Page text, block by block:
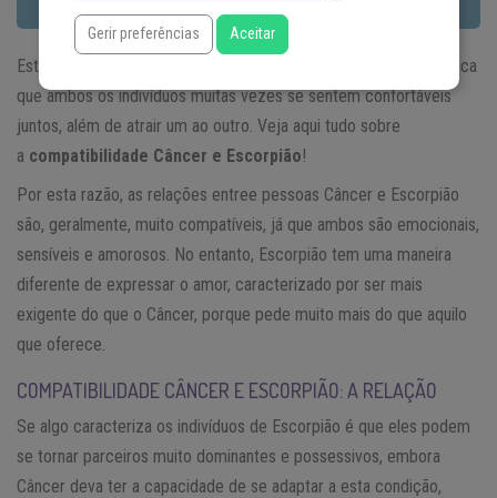
Estes signos nascem sob o mesmo elemento água, o que significa
que ambos os indivíduos muitas vezes se sentem confortáveis
juntos, ​​além de atrair um ao outro. Veja aqui tudo sobre
a compatibilidade Câncer e Escorpião!
Por esta razão, as relações entree pessoas Câncer e Escorpião
são, geralmente, muito compatíveis, já que ambos são emocionais,
sensíveis e amorosos. No entanto, Escorpião tem uma maneira
diferente de expressar o amor, caracterizado por ser mais
exigente do que o Câncer, porque pede muito mais do que aquilo
que oferece.
COMPATIBILIDADE CÂNCER E ESCORPIÃO: A RELAÇÃO
Se algo caracteriza os indivíduos de Escorpião é que eles podem
se tornar parceiros muito dominantes e possessivos, embora
Câncer deva ter a capacidade de se adaptar a esta condição,
Gerir preferências Aceitar